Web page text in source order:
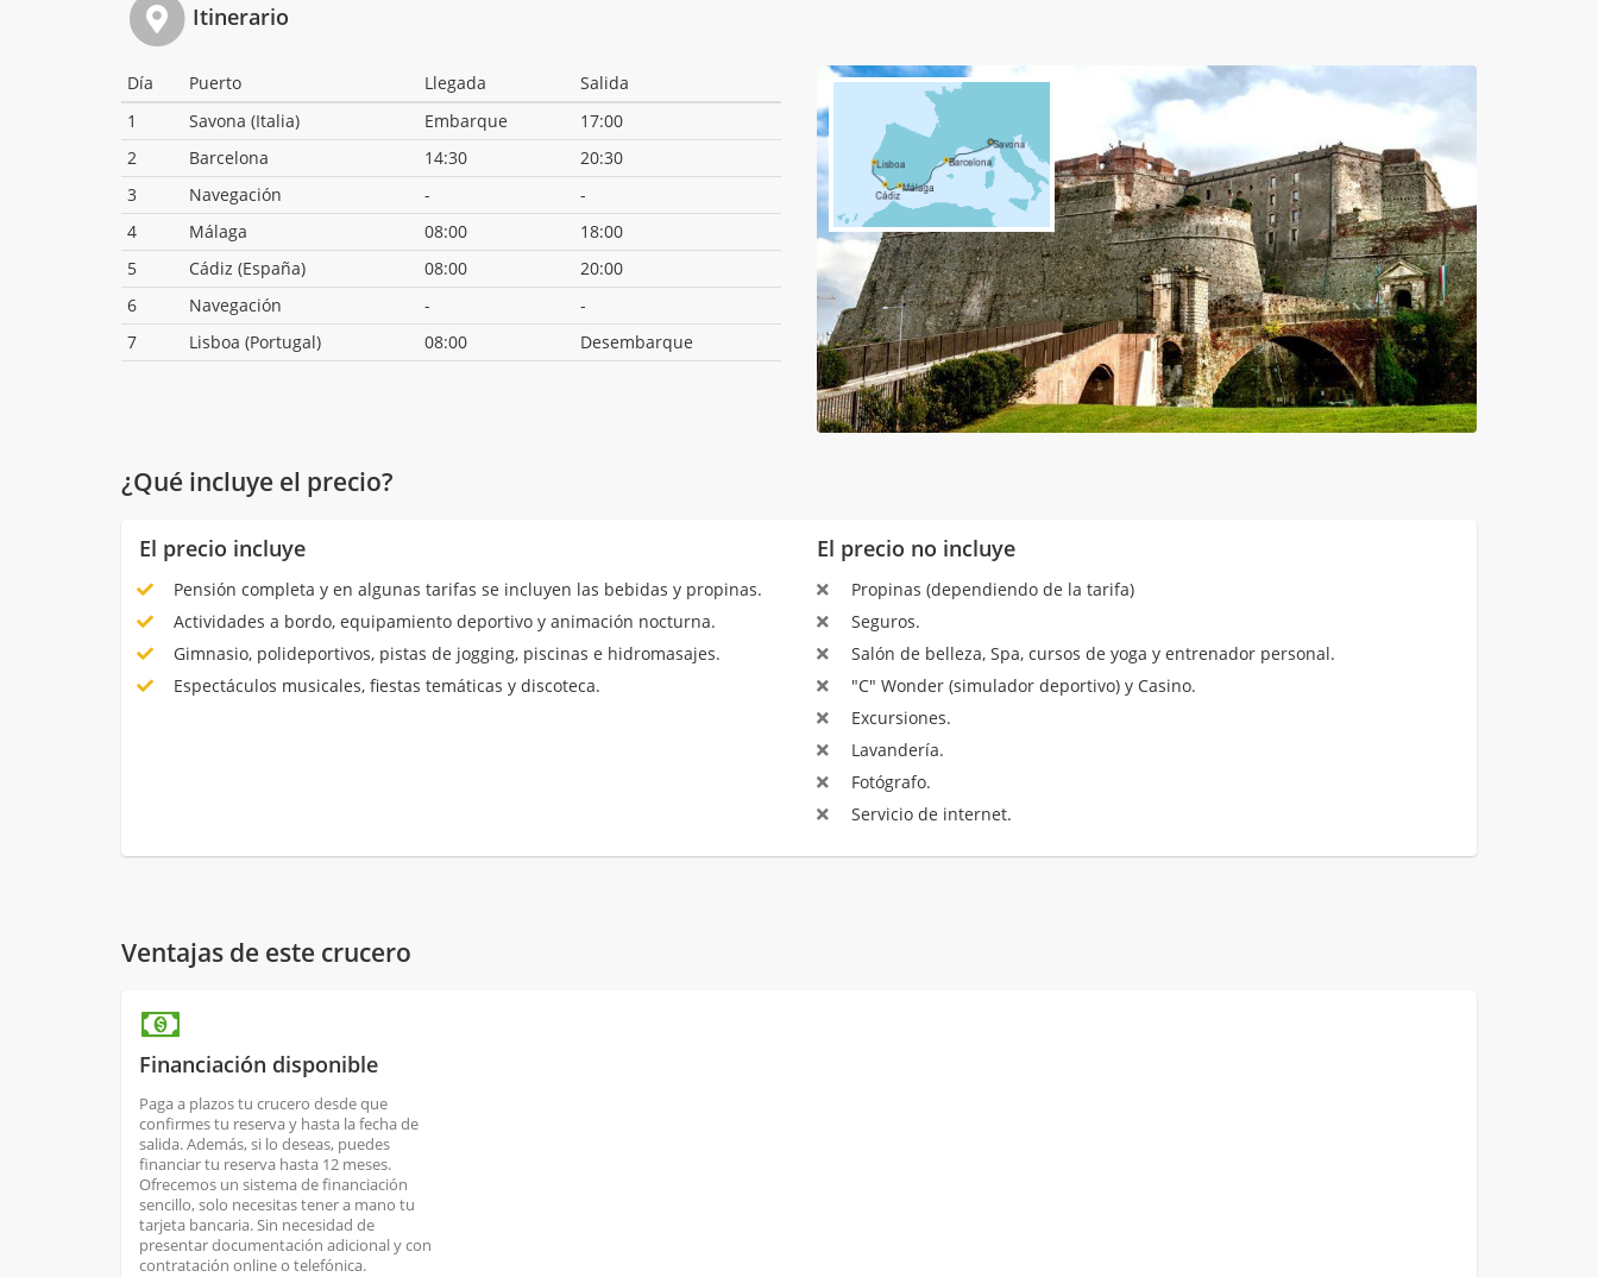
Itinerario
Día Puerto Llegada
Salida
1
Savona (Italia) Embarque
17:00
2
Barcelona 14:30
20:30
3
Navegación -
-
4
Málaga 08:00
18:00
5
Cádiz (España) 08:00
20:00
6
Navegación -
-
7
Lisboa (Portugal) 08:00 Desembarque
¿Qué incluye el precio?
El precio incluye
Pensión completa y en algunas tarifas se incluyen las bebidas y propinas.
Actividades a bordo, equipamiento deportivo y animación nocturna.
Gimnasio, polideportivos, pistas de jogging, piscinas e hidromasajes.
Espectáculos musicales, fiestas temáticas y discoteca.
El precio no incluye
Propinas (dependiendo de la tarifa)
Seguros.
Salón de belleza, Spa, cursos de yoga y entrenador personal.
"C" Wonder (simulador deportivo) y Casino.
Excursiones.
Lavandería.
Fotógrafo.
Servicio de internet.
Ventajas de este crucero
Financiación disponible
Paga a plazos tu crucero desde que
confirmes tu reserva y hasta la fecha de
salida. Además, si lo deseas, puedes
financiar tu reserva hasta 12 meses.
Ofrecemos un sistema de financiación
sencillo, solo necesitas tener a mano tu
tarjeta bancaria. Sin necesidad de
presentar documentación adicional y con
contratación online o telefónica.